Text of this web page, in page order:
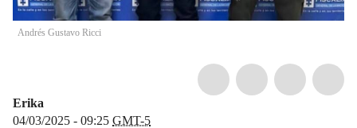
Andrés Gustavo Ricci
Erika
04/03/2025 - 09:25 GMT-5